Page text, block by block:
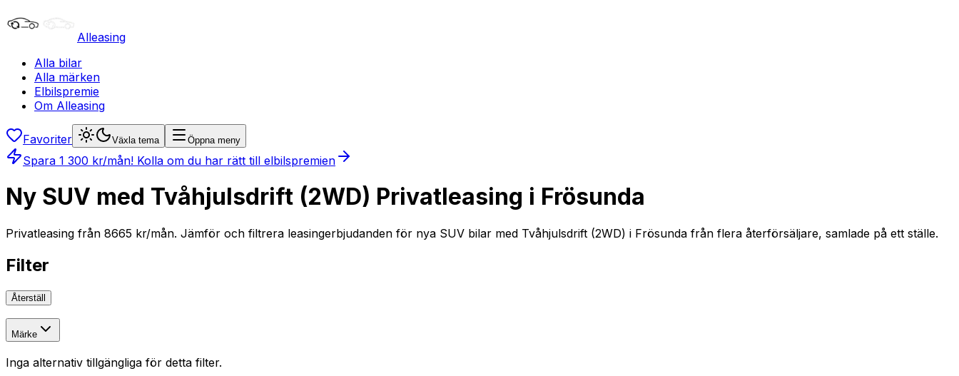
Alleasing
Alla bilar
Alla märken
Elbilspremie
Om Alleasing
Favoriter Växla tema Öppna meny
Spara 1 300 kr/mån! Kolla om du har rätt till elbilspremien
Ny SUV med Tvåhjulsdrift (2WD) Privatleasing i Frösunda
Privatleasing från 8665 kr/mån. Jämför och filtrera leasingerbjudanden för nya SUV bilar med Tvåhjulsdrift (2WD) i Frösunda från flera återförsäljare, samlade på ett ställe.
Filter
Återställ
Märke
Inga alternativ tillgängliga för detta filter.